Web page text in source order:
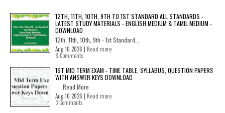
12TH, 11TH, 10TH, 9TH TO 1ST STANDARD ALL STANDARDS -
LATEST STUDY MATERIALS - ENGLISH MEDIUM & TAMIL MEDIUM -
DOWNLOAD
12th, 11th, 10th, 9th - 1st Standard...
Aug 10 2026 | Read more
8 Comments
1ST MID TERM EXAM - TIME TABLE, SYLLABUS, QUESTION PAPERS
WITH ANSWER KEYS DOWNLOAD
Read More
Aug 10 2026 | Read more
3 Comments